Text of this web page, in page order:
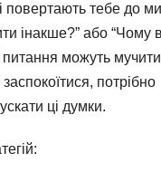
повертають тебе до
інакше?” або “Чому
можуть мучити
потрібно
ці думки.